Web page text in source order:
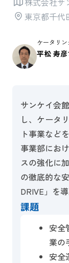
東京都千代
ケータリ
平松 寿彦
サンケイ会
し、ケータ
ト事業など
事業部にお
スの強化に
の徹底的な
DRIVE」を
課題
安全
業の
安全